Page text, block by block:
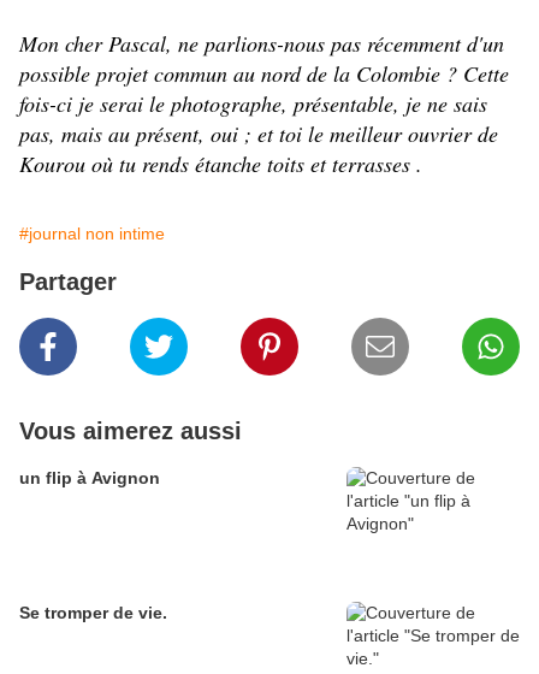
Mon cher Pascal, ne parlions-nous pas récemment d'un
possible projet commun au nord de la Colombie ? Cette
fois-ci je serai le photographe, présentable, je ne sais
pas, mais au présent, oui ; et toi le meilleur ouvrier de
Kourou où tu rends étanche toits et terrasses .
#journal non intime
Partager
Vous aimerez aussi
un flip à Avignon
Se tromper de vie.